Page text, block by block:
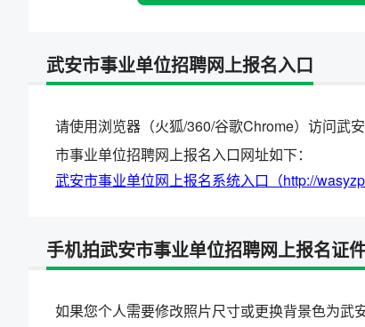
武安市事业单位招聘网上报名入口
请使用浏览器（火狐/360/谷歌Chrome）访问武
市事业单位招聘网上报名入口网址如下：
武安市事业单位网上报名系统入口（http://
手机拍武安市事业单位招聘网上报名证
如果您个人需要修改照片尺寸或更换背景色为武